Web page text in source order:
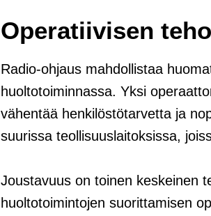
Operatiivisen
Radio-ohjaus mahdollistaa
huoltotoiminnassa. Yksi
vähentää henkilöstötarvetta ja
suurissa teollisuuslaitoksissa,
Joustavuus on toinen keskeinen
huoltotoimintojen suorittamisen